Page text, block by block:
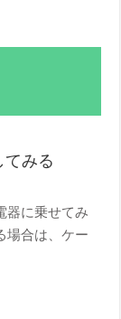
てみる
器に乗せてみ
場合は、ケー